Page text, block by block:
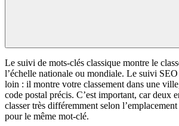
Le suivi de mots-clés classique montre le
l’échelle nationale ou mondiale. Le suivi
loin : il montre votre classement dans une
code postal précis. C’est important, car deux
classer très différemment selon
pour le même mot-clé.